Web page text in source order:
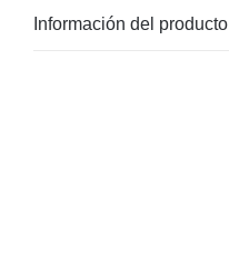
Información del producto